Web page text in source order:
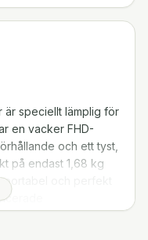
är speciellt lämplig för
en vacker FHD-
och ett tyst,
på endast 1,68 kg
portabel och perfekt